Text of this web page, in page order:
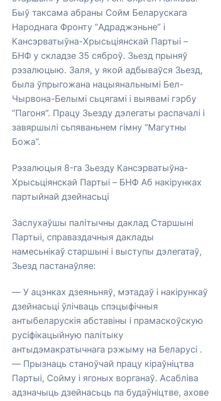
Быў таксама абраны Сойм Беларускага
Народнага Фронту “Адраджэньне” і
Кансэрватыўна-Хрысьціянскай Партыі –
БНФ у складзе 35 сяброў. Зьезд прыняў
рэзалюцыю. Заля, у якой адбываўся Зьезд,
была ўпрыгожана нацыянальнымі Бел-
Чырвона-Белымі сьцягамі і выявамі гэрбу
“Пагоня”. Працу Зьезду дэлегаты распачалі і
завяршылі сьпяваньнем гімну “Магутны
Божа”.
Рэзалюцыя 8-га Зьезду Кансэрватыўна-
Хрысьціянскай Партыі – БНФ Аб накірунках
партыйнай дзейнасьці
Заслухаўшы палітычны даклад Старшыні
Партыі, справаздачныя даклады
намесьнікаў старшыні і выступы дэлегатаў,
Зьезд пастанаўляе:
— У ацэнках дзеяньняў, мэтадаў і накірункаў
дзейнасьці ўлічваць спэцыфічныя
антыбеларускія абставіны і прамаскоўскую
русіфікацыйную палітыку
антыдэмакратычнага рэжыму на Беларусі .
— Прызнаць станоўчай працу кіраўніцтва
Партыі, Сойму і ягоных ворганаў. Асабліва
адзначыць дзейнасьць па будаўніцтве, ахове